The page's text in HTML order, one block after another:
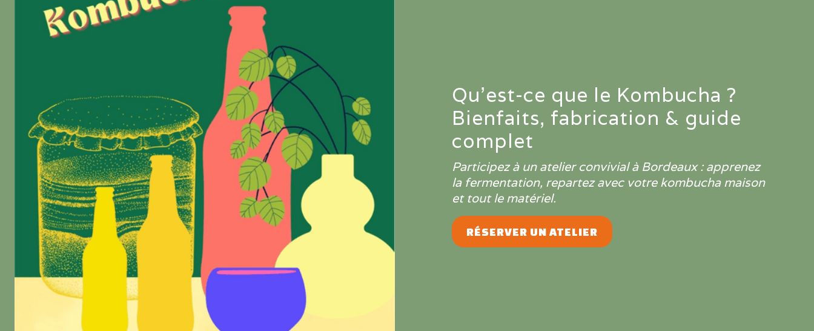
Qu'est-ce que le Kombucha ?
Bienfaits, fabrication & guide
complet
Participez à un atelier convivial à Bordeaux : apprenez
la fermentation, repartez avec votre kombucha maison
et tout le matériel.
RÉSERVER UN ATELIER